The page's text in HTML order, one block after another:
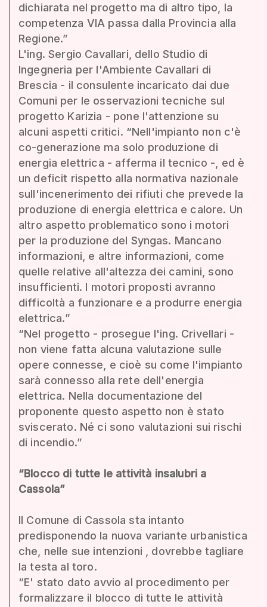
dichiarata nel progetto ma di altro tipo, la
competenza VIA passa dalla Provincia alla
Regione.”
L'ing. Sergio Cavallari, dello Studio di
Ingegneria per l'Ambiente Cavallari di
Brescia - il consulente incaricato dai due
Comuni per le osservazioni tecniche sul
progetto Karizia - pone l'attenzione su
alcuni aspetti critici. “Nell'impianto non c'è
co-generazione ma solo produzione di
energia elettrica - afferma il tecnico -, ed è
un deficit rispetto alla normativa nazionale
sull'incenerimento dei rifiuti che prevede la
produzione di energia elettrica e calore. Un
altro aspetto problematico sono i motori
per la produzione del Syngas. Mancano
informazioni, e altre informazioni, come
quelle relative all'altezza dei camini, sono
insufficienti. I motori proposti avranno
difficoltà a funzionare e a produrre energia
elettrica.”
“Nel progetto - prosegue l'ing. Crivellari -
non viene fatta alcuna valutazione sulle
opere connesse, e cioè su come l'impianto
sarà connesso alla rete dell'energia
elettrica. Nella documentazione del
proponente questo aspetto non è stato
sviscerato. Né ci sono valutazioni sui rischi
di incendio.”
“Blocco di tutte le attività insalubri a
Cassola”
Il Comune di Cassola sta intanto
predisponendo la nuova variante urbanistica
che, nelle sue intenzioni , dovrebbe tagliare
la testa al toro.
“E' stato dato avvio al procedimento per
formalizzare il blocco di tutte le attività